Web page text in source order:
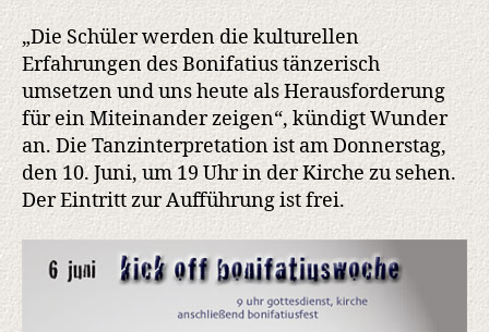
„Die Schüler werden die kulturellen
Erfahrungen des Bonifatius tänzerisch
umsetzen und uns heute als Herausforderung
für ein Miteinander zeigen“, kündigt Wunder
an. Die Tanzinterpretation ist am Donnerstag,
den 10. Juni, um 19 Uhr in der Kirche zu sehen.
Der Eintritt zur Aufführung ist frei.